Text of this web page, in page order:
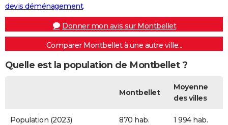
devis déménagement.
Donner mon avis sur Montbellet
Comparer Montbellet à une autre ville...
Quelle est la population de Montbellet ?
Montbellet
Moyenne
des villes
Population (2023) 870 hab. 1 994 hab.